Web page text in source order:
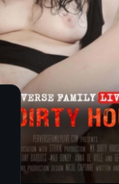
Основное